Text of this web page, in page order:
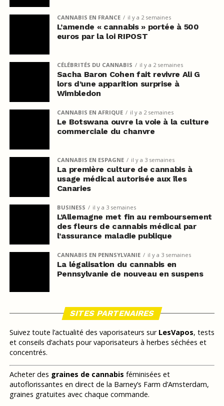
CANNABIS EN FRANCE il y a 2 semaines
L’amende « cannabis » portée à 500
euros par la loi RIPOST
CÉLÉBRITÉS DU CANNABIS il y a 2 semaines
Sacha Baron Cohen fait revivre Ali G
lors d’une apparition surprise à
Wimbledon
CANNABIS EN AFRIQUE il y a 2 semaines
Le Botswana ouvre la voie à la culture
commerciale du chanvre
CANNABIS EN ESPAGNE il y a 3 semaines
La première culture de cannabis à
usage médical autorisée aux îles
Canaries
BUSINESS il y a 3 semaines
L’Allemagne met fin au remboursement
des fleurs de cannabis médical par
l’assurance maladie publique
CANNABIS EN PENNSYLVANIE il y a 3 semaines
La légalisation du cannabis en
Pennsylvanie de nouveau en suspens
SITES PARTENAIRES
Suivez toute l’actualité des vaporisateurs sur LesVapos, tests
et conseils d’achats pour vaporisateurs à herbes séchées et
concentrés.
Acheter des graines de cannabis féminisées et
autoflorissantes en direct de la Barney’s Farm d’Amsterdam,
graines gratuites avec chaque commande.